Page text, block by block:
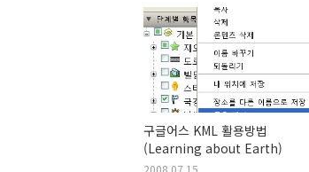
구글어스 KML 활용방법
(Learning about Earth)